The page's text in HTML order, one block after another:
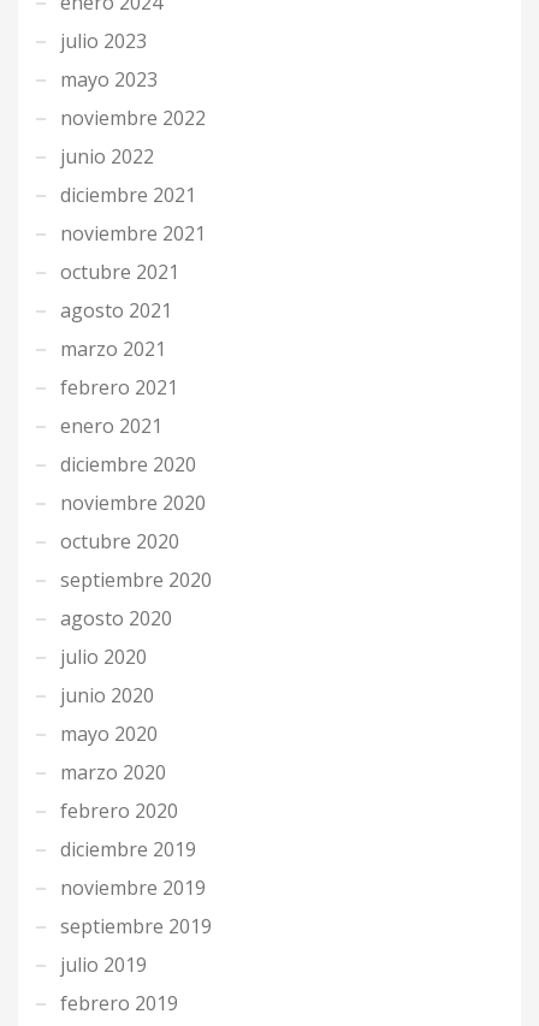
julio 2023
mayo 2023
noviembre 2022
junio 2022
diciembre 2021
noviembre 2021
octubre 2021
agosto 2021
marzo 2021
febrero 2021
enero 2021
diciembre 2020
noviembre 2020
octubre 2020
septiembre 2020
agosto 2020
julio 2020
junio 2020
mayo 2020
marzo 2020
febrero 2020
diciembre 2019
noviembre 2019
septiembre 2019
julio 2019
febrero 2019